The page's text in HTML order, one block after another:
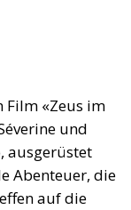
Film «Zeus im
und
ausgerüstet
Abenteuer, die
auf die